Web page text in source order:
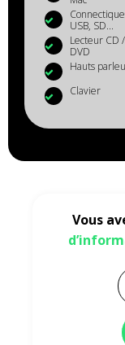
USB, SD...
Lecteur CD /
DVD
Hauts
Clavier
Vous